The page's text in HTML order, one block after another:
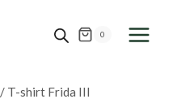
0
/ T-shirt Frida III